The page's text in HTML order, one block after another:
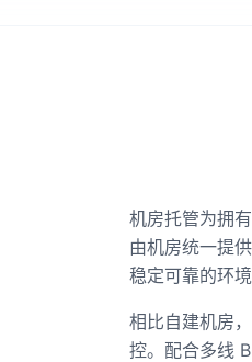
机房托管为拥
由机房统一提
稳定可靠的环
相比自建机房
控。配合多线